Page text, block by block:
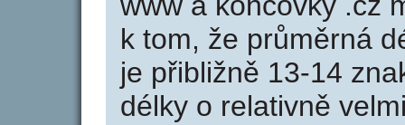
k tom, že průměrná
je přibližně 13-14
délky o relativně